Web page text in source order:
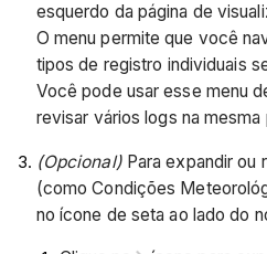
esquerdo da página de
O menu permite que você
tipos de registro individuais
Você pode usar esse menu
revisar vários logs na mesma
(Opcional)Para expandir ou
(como Condições
no ícone de seta ao lado do